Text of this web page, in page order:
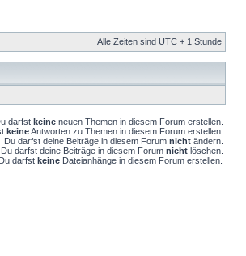
Alle Zeiten sind UTC + 1 Stunde
darfst keine neuen Themen in diesem Forum erstellen.
keineAntworten zu Themen in diesem Forum erstellen.
Du darfst deine Beiträge in diesem Forum nicht ändern.
Du darfst deine Beiträge in diesem Forum nicht löschen.
Du darfst keine Dateianhänge in diesem Forum erstellen.